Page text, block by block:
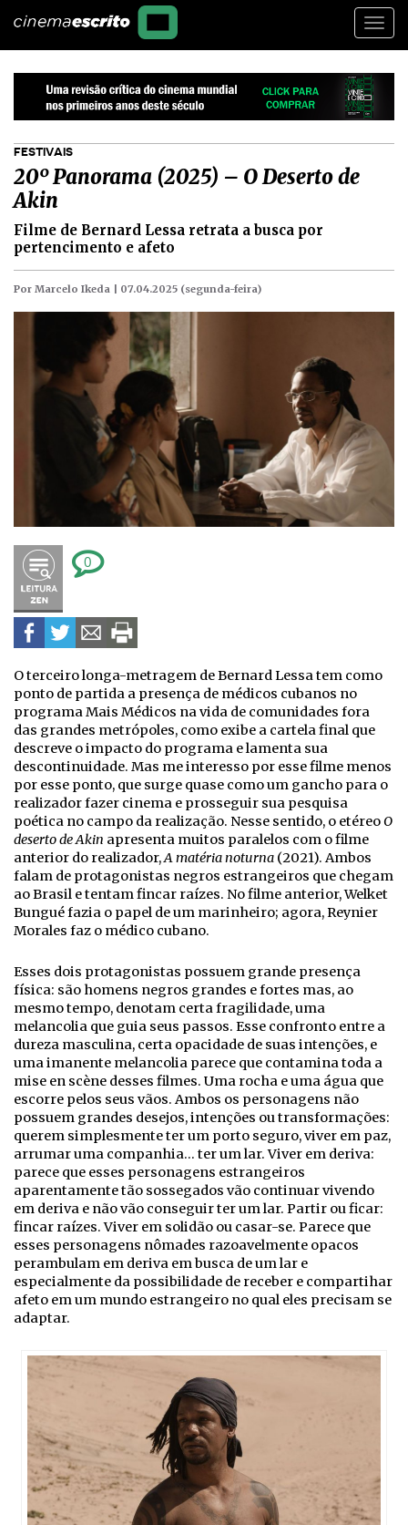
FESTIVAIS
20º Panorama (2025) – O Deserto de
Akin
Filme de Bernard Lessa retrata a busca por
pertencimento e afeto
Por Marcelo Ikeda | 07.04.2025 (segunda-feira)
0
O terceiro longa-metragem de Bernard Lessa tem como
ponto de partida a presença de médicos cubanos no
programa Mais Médicos na vida de comunidades fora
das grandes metrópoles, como exibe a cartela final que
descreve o impacto do programa e lamenta sua
descontinuidade. Mas me interesso por esse filme menos
por esse ponto, que surge quase como um gancho para o
realizador fazer cinema e prosseguir sua pesquisa
poética no campo da realização. Nesse sentido, o etéreoO
deserto de Akin apresenta muitos paralelos com o filme
anterior do realizador,A matéria noturna (2021). Ambos
falam de protagonistas negros estrangeiros que chegam
ao Brasil e tentam fincar raízes. No filme anterior, Welket
Bungué fazia o papel de um marinheiro; agora, Reynier
Morales faz o médico cubano.
Esses dois protagonistas possuem grande presença
física: são homens negros grandes e fortes mas, ao
mesmo tempo, denotam certa fragilidade, uma
melancolia que guia seus passos. Esse confronto entre a
dureza masculina, certa opacidade de suas intenções, e
uma imanente melancolia parece que contamina toda a
mise en scène desses filmes. Uma rocha e uma água que
escorre pelos seus vãos. Ambos os personagens não
possuem grandes desejos, intenções ou transformações:
querem simplesmente ter um porto seguro, viver em paz,
arrumar uma companhia… ter um lar. Viver em deriva:
parece que esses personagens estrangeiros
aparentamente tão sossegados vão continuar vivendo
em deriva e não vão conseguir ter um lar. Partir ou ficar:
fincar raízes. Viver em solidão ou casar-se. Parece que
esses personagens nômades razoavelmente opacos
perambulam em deriva em busca de um lar e
especialmente da possibilidade de receber e compartihar
afeto em um mundo estrangeiro no qual eles precisam se
adaptar.